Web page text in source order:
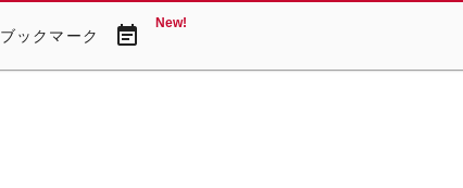
ブックマーク event_note New!